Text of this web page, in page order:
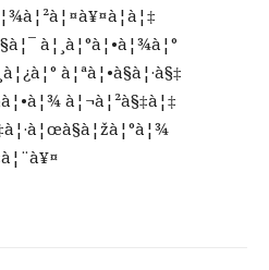
à¦¸à¦°à¦•à¦¾à¦°
à¦ªà¦•à§à¦·à§‡
à¦¬à¦²à§‡à¦‡